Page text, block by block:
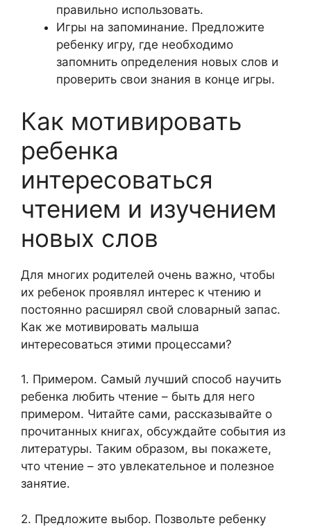
правильно использовать.
Игры на запоминание. Предложите
ребенку игру, где необходимо
запомнить определения новых слов и
проверить свои знания в конце игры.
Как мотивировать
ребенка
интересоваться
чтением и изучением
новых слов
Для многих родителей очень важно, чтобы
их ребенок проявлял интерес к чтению и
постоянно расширял свой словарный запас.
Как же мотивировать малыша
интересоваться этими процессами?
1. Примером. Самый лучший способ научить
ребенка любить чтение – быть для него
примером. Читайте сами, рассказывайте о
прочитанных книгах, обсуждайте события из
литературы. Таким образом, вы покажете,
что чтение – это увлекательное и полезное
занятие.
2. Предложите выбор. Позвольте ребенку